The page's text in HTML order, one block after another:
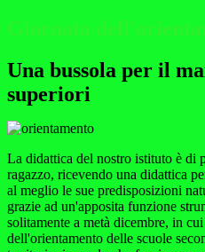
Giornata
Una bussola per il
superiori
La didattica del nostro istituto è di
ragazzo, ricevendo una didattica
al meglio le sue predisposizioni
grazie ad un'apposita funzione
solitamente a metà dicembre, in
dell'orientamento delle scuole